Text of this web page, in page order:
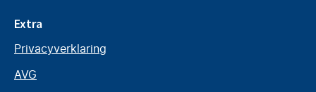
Extra
Privacyverklaring
AVG